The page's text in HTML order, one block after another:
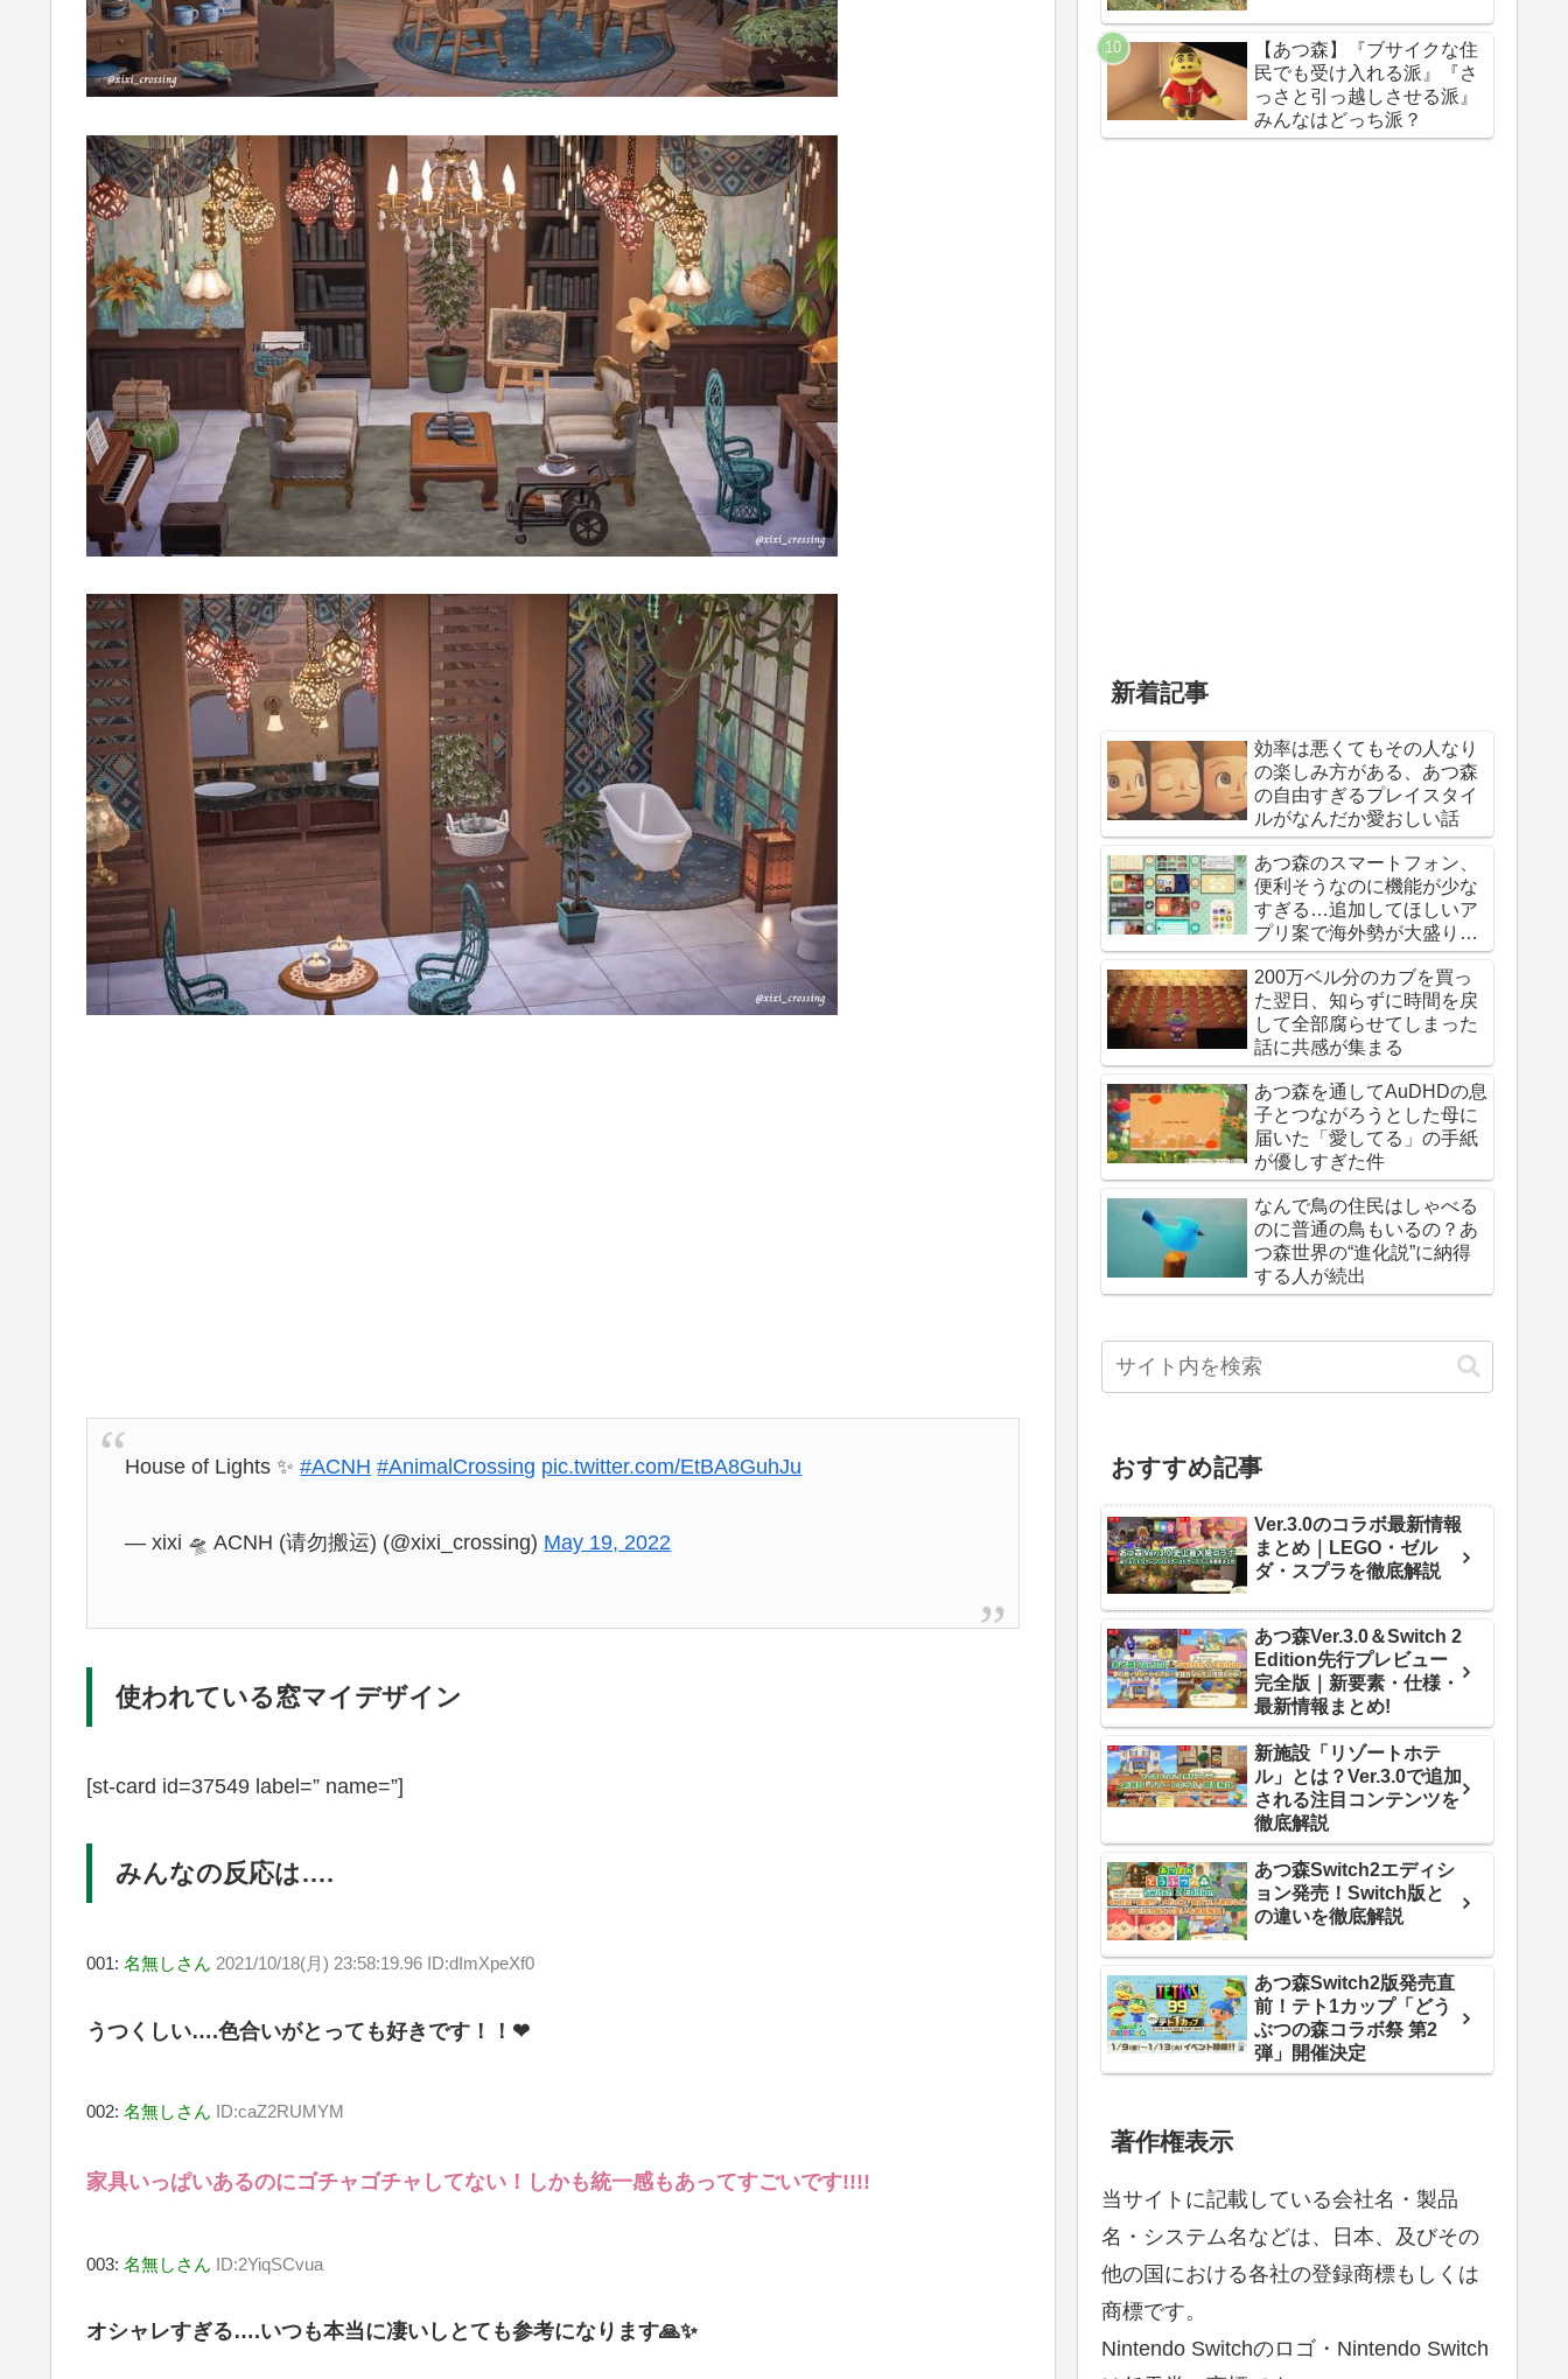
House of Lights ✨#ACNH #AnimalCrossing pic.twitter.com/EtBA8GuhJu
— xixi 🛸 ACNH (请勿搬运) (@xixi_crossing) May 19, 2022
使われている窓マイデザイン
[st-card id=37549 label=” name=”]
みんなの反応は….
001: 名無しさん 2021/10/18(月) 23:58:19.96 ID:dImXpeXf0
うつくしい….色合いがとっても好きです！！❤
002: 名無しさん ID:caZ2RUMYM
家具いっぱいあるのにゴチャゴチャしてない！しかも統一感もあってすごいです!!!!
003: 名無しさん ID:2YiqSCvua
オシャレすぎる….いつも本当に凄いしとても参考になります🙏✨
【あつ森】『ブサイクな住
民でも受け入れる派』『さ
っさと引っ越しさせる派』
みんなはどっち派？
新着記事
効率は悪くてもその人なり
の楽しみ方がある、あつ森
の自由すぎるプレイスタイ
ルがなんだか愛おしい話
あつ森のスマートフォン、
便利そうなのに機能が少な
すぎる…追加してほしいア
プリ案で海外勢が大盛り上
がり
200万ベル分のカブを買っ
た翌日、知らずに時間を戻
して全部腐らせてしまった
話に共感が集まる
あつ森を通してAuDHDの息
子とつながろうとした母に
届いた「愛してる」の手紙
が優しすぎた件
なんで鳥の住民はしゃべる
のに普通の鳥もいるの？あ
つ森世界の“進化説”に納得
する人が続出
おすすめ記事
Ver.3.0のコラボ最新情報
まとめ｜LEGO・ゼル
ダ・スプラを徹底解説
あつ森Ver.3.0＆Switch 2
Edition先行プレビュー
完全版｜新要素・仕様・
最新情報まとめ!
新施設「リゾートホテ
ル」とは？Ver.3.0で追加
される注目コンテンツを
徹底解説
あつ森Switch2エディシ
ョン発売！Switch版と
の違いを徹底解説
あつ森Switch2版発売直
前！テト1カップ「どう
ぶつの森コラボ祭 第2
弾」開催決定
著作権表示
当サイトに記載している会社名・製品
名・システム名などは、日本、及びその
他の国における各社の登録商標もしくは
商標です。
Nintendo Switchのロゴ・Nintendo Switch